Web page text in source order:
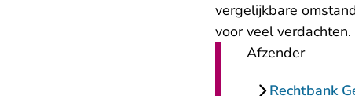
vergelijkbare
voor veel verdachten.
Afzender
Rechtbank